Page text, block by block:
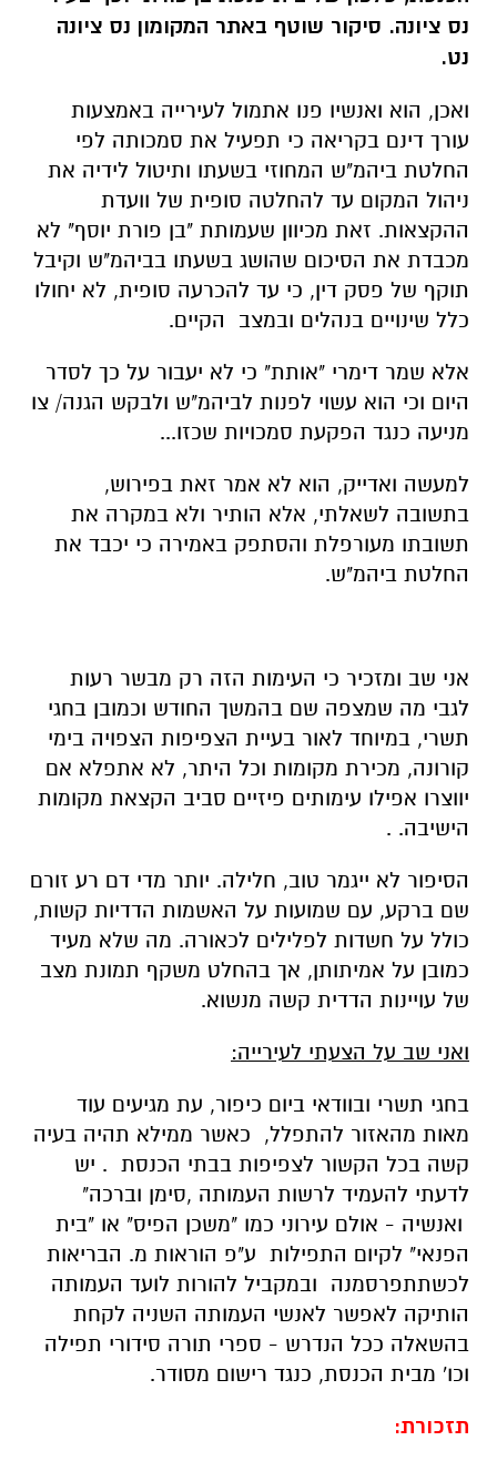
נס ציונה. סיקור שוטף באתר המקומון נס ציונה
נט.
ואכן, הוא ואנשיו פנו אתמול לעירייה באמצעות
עורך דינם בקריאה כי תפעיל את סמכותה לפי
החלטת ביהמ"ש המחוזי בשעתו ותיטול לידיה את
ניהול המקום עד להחלטה סופית של וועדת
ההקצאות. זאת מכיוון שעמותת "בן פורת יוסף" לא
מכבדת את הסיכום שהושג בשעתו בביהמ"ש וקיבל
תוקף של פסק דין, כי עד להכרעה סופית, לא יחולו
כלל שינויים בנהלים ובמצב הקיים.
אלא שמר דימרי "אותת" כי לא יעבור על כך לסדר
היום וכי הוא עשוי לפנות לביהמ"ש ולבקש הגנה/ צו
מניעה כנגד הפקעת סמכויות שכזו...
למעשה ואדייק, הוא לא אמר זאת בפירוש,
בתשובה לשאלתי, אלא הותיר ולא במקרה את
תשובתו מעורפלת והסתפק באמירה כי יכבד את
החלטת ביהמ"ש.
אני שב ומזכיר כי העימות הזה רק מבשר רעות
לגבי מה שמצפה שם בהמשך החודש וכמובן בחגי
תשרי, במיוחד לאור בעיית הצפיפות הצפויה בימי
קורונה, מכירת מקומות וכל היתר, לא אתפלא אם
יווצרו אפילו עימותים פיזיים סביב הקצאת מקומות
הישיבה. .
הסיפור לא ייגמר טוב, חלילה. יותר מדי דם רע זורם
שם ברקע, עם שמועות על האשמות הדדיות קשות,
כולל על חשדות לפלילים לכאורה. מה שלא מעיד
כמובן על אמיתותן, אך בהחלט משקף תמונת מצב
של עויינות הדדית קשה מנשוא.
ואני שב על הצעתי לעירייה:
בחגי תשרי ובוודאי ביום כיפור, עת מגיעים עוד
מאות מהאזור להתפלל, כאשר ממילא תהיה בעיה
קשה בכל הקשור לצפיפות בבתי הכנסת . יש
לדעתי להעמיד לרשות העמותה ,סימן וברכה"
ואנשיה - אולם עירוני כמו "משכן הפיס" או "בית
הפנאי" לקיום התפילות ע"פ הוראות מ. הבריאות
לכשתתפרסמנה ובמקביל להורות לועד העמותה
הותיקה לאפשר לאנשי העמותה השניה לקחת
בהשאלה ככל הנדרש - ספרי תורה סידורי תפילה
וכו' מבית הכנסת, כנגד רישום מסודר.
תזכורת: